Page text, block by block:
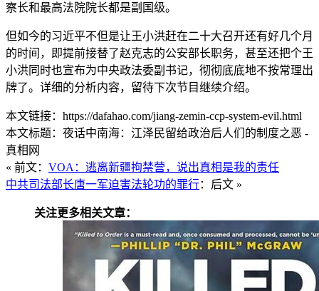
察长和最高法院院长都是副国级。
但如今的习近平不但是让王小洪赶在二十大召开还有好几个月
的时间，即提前接替了赵克志的公安部长职务，甚至还把个王
小洪同时也宣布为中央政法委副书记，彻彻底底地不按常理出
牌了。详细的分析内容，留待下次节目继续介绍。
本文链接：https://dafahao.com/jiang-zemin-ccp-system-evil.html
本文标题：夜话中南海：江泽民留给政治后人们的制度之恶 -
真相网
« 前文： VOA：逃离新疆拘禁营，说出真相是我的责任
中共司法部长唐一军迫害法轮功的罪行：后文 »
关注更多相关文章：